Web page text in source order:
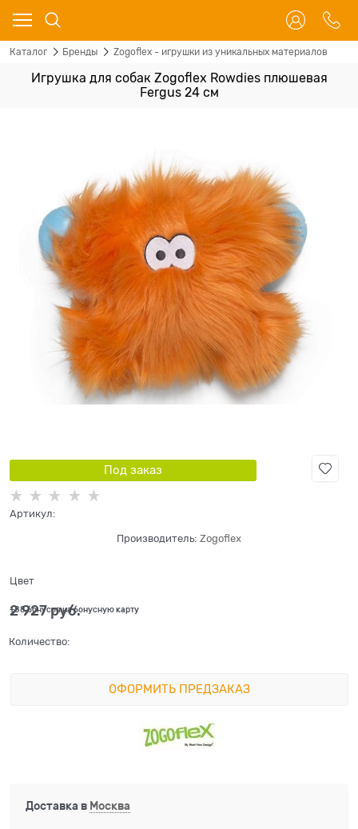
Каталог Бренды Zogoflex - игрушки из уникальных материалов
Игрушка для собак Zogoflex Rowdies плюшевая
Fergus 24 см
Под заказ
Артикул:
Производитель: Zogoflex
Цвет
2 927 руб.
+88 бонусов на бонусную карту
Количество:
ОФОРМИТЬ ПРЕДЗАКАЗ
Доставка в Москва